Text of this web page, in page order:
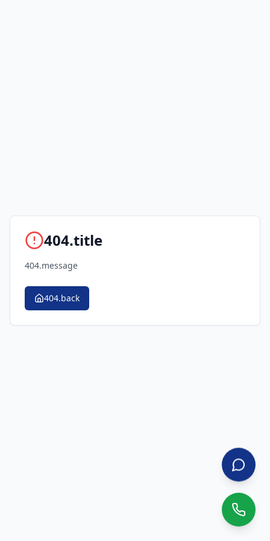
404.title
404.message
404.back